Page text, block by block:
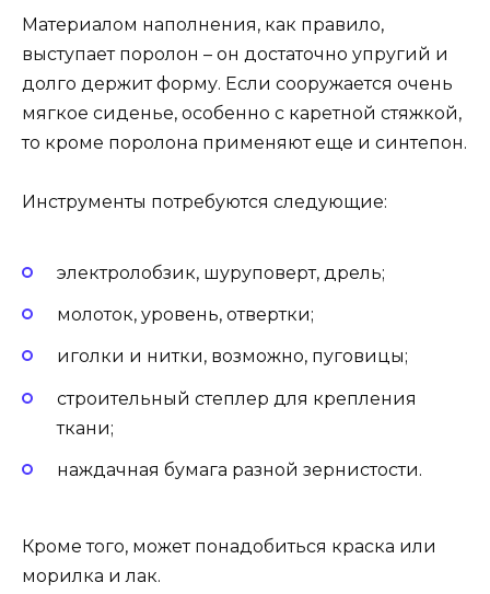
Материалом наполнения, как правило,
выступает поролон – он достаточно упругий и
долго держит форму. Если сооружается очень
мягкое сиденье, особенно с каретной стяжкой,
то кроме поролона применяют еще и синтепон.
Инструменты потребуются следующие:
электролобзик, шуруповерт, дрель;
молоток, уровень, отвертки;
иголки и нитки, возможно, пуговицы;
строительный степлер для крепления
ткани;
наждачная бумага разной зернистости.
Кроме того, может понадобиться краска или
морилка и лак.